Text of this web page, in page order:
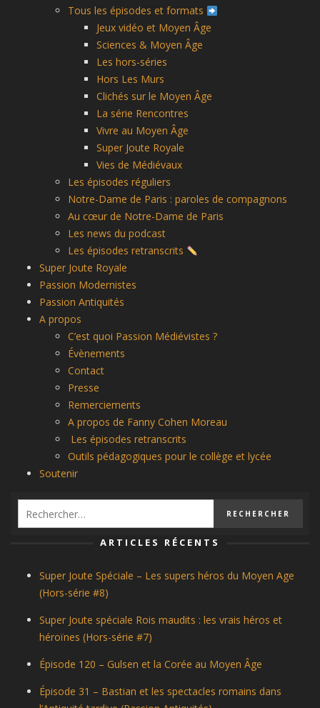
Tous les épisodes et formats
Jeux vidéo et Moyen Âge
Sciences & Moyen Âge
Les hors-séries
Hors Les Murs
Clichés sur le Moyen Âge
La série Rencontres
Vivre au Moyen Âge
Super Joute Royale
Vies de Médiévaux
Les épisodes réguliers
Notre-Dame de Paris : paroles de compagnons
Au cœur de Notre-Dame de Paris
Les news du podcast
Les épisodes retranscrits
Super Joute Royale
Passion Modernistes
Passion Antiquités
A propos
C’est quoi Passion Médiévistes ?
Évènements
Contact
Presse
Remerciements
A propos de Fanny Cohen Moreau
Les épisodes retranscrits
Outils pédagogiques pour le collège et lycée
Soutenir
ARTICLES RÉCENTS
Super Joute Spéciale – Les supers héros du Moyen Age
(Hors-série #8)
Super Joute spéciale Rois maudits : les vrais héros et
héroïnes (Hors-série #7)
Épisode 120 – Gulsen et la Corée au Moyen Âge
Épisode 31 – Bastian et les spectacles romains dans